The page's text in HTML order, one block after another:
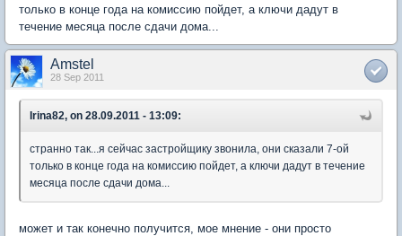
только в конце года на комиссию пойдет, а ключи дадут в
течение месяца после сдачи дома...
Amstel
28 Sep 2011
Irina82, on 28.09.2011 - 13:09:
странно так...я сейчас застройщику звонила, они сказали 7-ой
только в конце года на комиссию пойдет, а ключи дадут в течение
месяца после сдачи дома...
может и так конечно получится, мое мнение - они просто